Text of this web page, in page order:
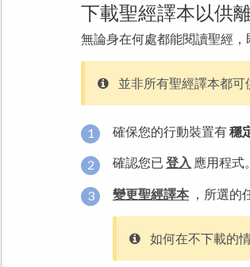
下載聖經譯本以供
無論身在何處都能閱讀聖經，
並非所有聖經譯本都可
確保您的行動裝置有穩
確認您已 登入 應用程式。
變更聖經譯本，所選的
如何在不下載的